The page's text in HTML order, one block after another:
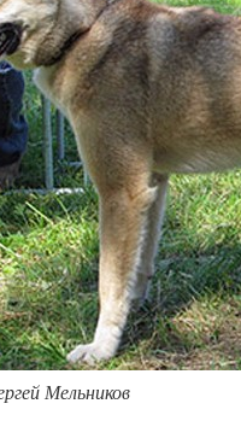
Мельников